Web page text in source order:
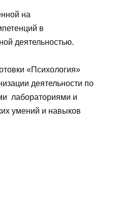
на
в
деятельностью.
«Психология»
деятельности по
лабораториями и
умений и навыков